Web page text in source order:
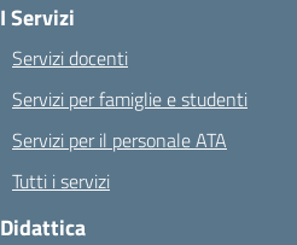
I Servizi
Servizi docenti
Servizi per famiglie e studenti
Servizi per il personale ATA
Tutti i servizi
Didattica